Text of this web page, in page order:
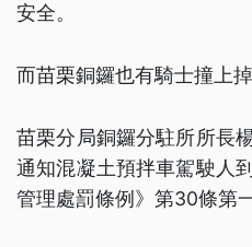
安全。
而苗栗銅鑼也有騎士撞上
苗栗分局銅鑼分駐所所長
通知混凝土預拌車駕駛人
管理處罰條例》第30條第